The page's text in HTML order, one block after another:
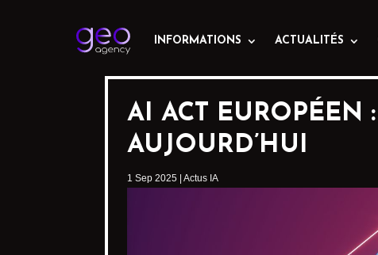
INFORMATIONS ACTUALITÉS
AI ACT EUROPÉEN
AUJOURD’HUI
1 Sep 2025 Actus IA